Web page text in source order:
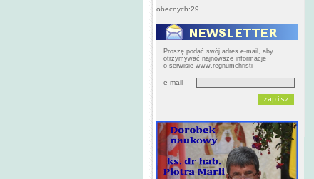
obecnych:29
Proszę podać swój adres e-mail, aby
otrzymywać najnowsze informacje
o serwisie www.regnumchristi
e-mail